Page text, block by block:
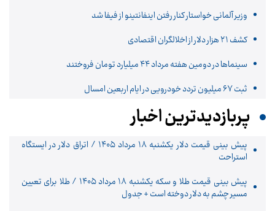
وزیر آلمانی خواستار کنار رفتن اینفانتینو از فیفا شد
کشف ۲۱ هزار دلار از اخلالگران اقتصادی
سینماها در دومین هفته‌ مرداد ۴۴ میلیارد تومان فروختند
ثبت ۶۷ میلیون تردد خودرویی در ایام اربعین امسال
پربازدیدترین اخبار
پیش ‌بینی قیمت دلار یکشنبه ۱۸ مرداد ۱۴۰۵ / اتراق دلار در ایستگاه
استراحت
پیش‌ بینی قیمت طلا و سکه یکشنبه ۱۸ مرداد ۱۴۰۵ / طلا برای تعیین
مسیر چشم به دلار دوخته است + جدول